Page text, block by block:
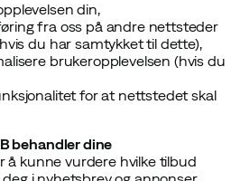
din,
fra oss på andre nettsteder
du har samtykket til dette),
brukeropplevelsen (hvis du
for at nettstedet skal
behandler dine
å kunne vurdere hvilke tilbud